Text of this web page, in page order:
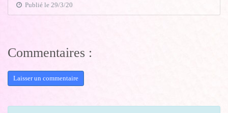
Publié le 29/3/20
Commentaires :
Laisser un commentaire